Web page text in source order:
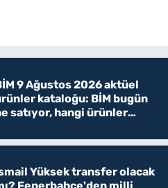
9 Ağustos 2026 aktüel
kataloğu: BİM bugün
satıyor, hangi ürünler
Yüksek transfer olacak